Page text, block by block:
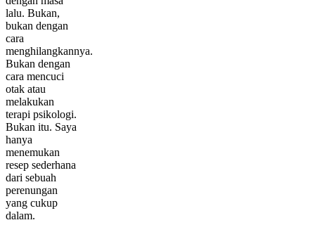
lalu. Bukan,
bukan dengan
cara
menghilangkannya.
Bukan dengan
cara mencuci
otak atau
melakukan
terapi psikologi.
Bukan itu. Saya
hanya
menemukan
resep sederhana
dari sebuah
perenungan
yang cukup
dalam.